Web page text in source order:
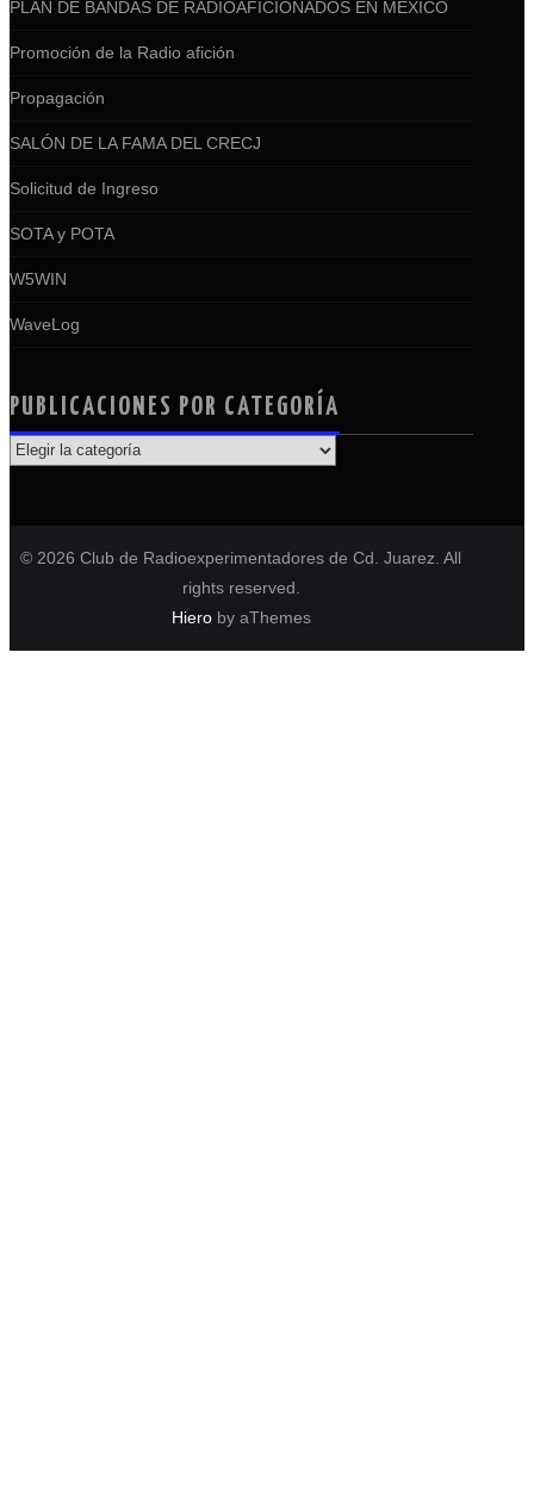
PLAN DE BANDAS DE RADIOAFICIONADOS EN MEXICO
Promoción de la Radio afición
Propagación
SALÓN DE LA FAMA DEL CRECJ
Solicitud de Ingreso
SOTA y POTA
W5WIN
WaveLog
PUBLICACIONES POR CATEGORÍA
PUBLICACIONES
© 2026 Club de Radioexperimentadores de Cd. Juarez. All
rights reserved.
Hieroby aThemes